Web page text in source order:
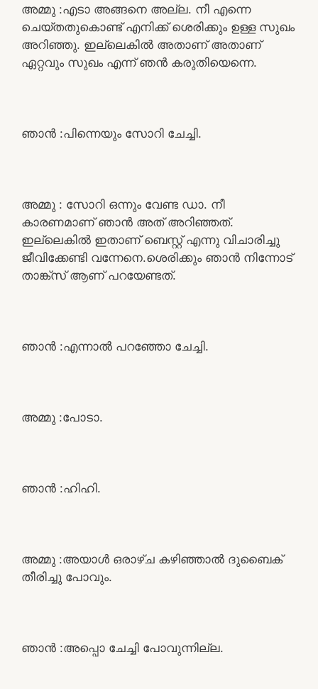
അമ്മു :എടാ അങ്ങനെ അല്ല. നീ എന്നെ
ചെയ്തതുകൊണ്ട് എനിക്ക് ശെരിക്കും ഉള്ള സുഖം
അറിഞ്ഞു. ഇല്ലെകിൽ അതാണ് അതാണ്
ഏറ്റവും സുഖം എന്ന് ഞൻ കരുതിയെന്നെ.
ഞാൻ :പിന്നെയും സോറി ചേച്ചി.
അമ്മു : സോറി ഒന്നും വേണ്ട ഡാ. നീ
കാരണമാണ് ഞാൻ അത് അറിഞ്ഞത്.
ഇല്ലെകിൽ ഇതാണ് ബെസ്റ്റ് എന്നു വിചാരിച്ചു
ജീവിക്കേണ്ടി വന്നേനെ.ശെരിക്കും ഞാൻ നിന്നോട്
താങ്ക്സ് ആണ് പറയേണ്ടത്.
ഞാൻ :എന്നാൽ പറഞ്ഞോ ചേച്ചി.
അമ്മു :പോടാ.
ഞാൻ :ഹിഹി.
അമ്മു :അയാൾ ഒരാഴ്ച കഴിഞ്ഞാൽ ദുബൈക്
തീരിച്ചു പോവും.
ഞാൻ :അപ്പൊ ചേച്ചി പോവുന്നില്ല.